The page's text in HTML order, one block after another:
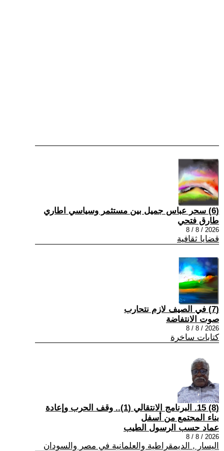
(6) سحر عباس جميل بين مستثمر وسياسي اطاري
طارق فتحي
2026 / 8 / 8
قضايا ثقافية
(7) في الصيف لازم نتحارب
صوت الانتفاضة
2026 / 8 / 8
كتابات ساخرة
(8) 15. البرنامج الانتقالي (1).. وقف الحرب وإعادة
بناء المجتمع من أسفل
عماد حسب الرسول الطيب
2026 / 8 / 8
اليسار , الديمقراطية والعلمانية في مصر والسودان